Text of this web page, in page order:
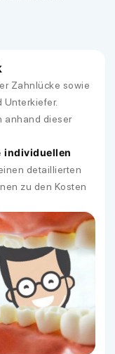
Zahnlücke sowie
Unterkiefer.
anhand dieser
individuellen
detaillierten
zu den Kosten